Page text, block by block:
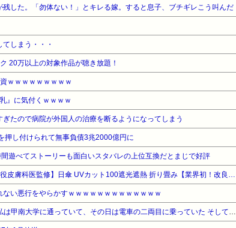
残した。「勿体ない！」とキレる嫁。すると息子、ブチギレこう叫んだ
しまう・・・
20万以上の対象作品が聴き放題！
ｗｗｗｗｗｗｗｗｗ
』に気付くｗｗｗｗ
ぎたので病院が外国人の治療を断るようになってしまう
押し付けられて無事負債3兆2000億円に
遊べてストーリーも面白いスタバレの上位互換だとまじで好評
【タイムセール】【45%OFF！】 【現役皮膚科医監修】日傘 UVカット100遮光遮熱 折り畳み【業界初！改良型自動開閉】UPEBおりたたみ傘 超軽量 折りたたみ傘 耐風撥水 晴雨兼用
ない悪行をやらかすｗｗｗｗｗｗｗｗｗｗｗｗｗ
【修羅場】2005年の4月25日、当時私は甲南大学に通っていて、その日は電車の二両目に乗っていた そしてあの脱線事故に巻き込まれて膝から下を切断することになり…